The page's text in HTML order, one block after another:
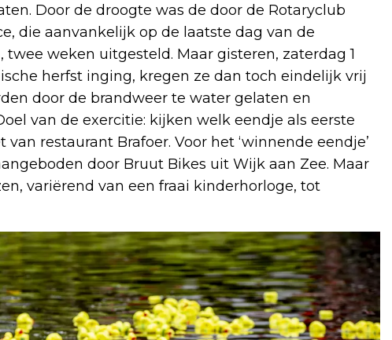
Door de droogte was de door de Rotaryclub
die aanvankelijk op de laatste dag van de
weken uitgesteld. Maar gisteren, zaterdag 1
herfst inging, kregen ze dan toch eindelijk vrij
door de brandweer te water gelaten en
van de exercitie: kijken welk eendje als eerste
restaurant Brafoer. Voor het ‘winnende eendje’
door Bruut Bikes uit Wijk aan Zee. Maar
variërend van een fraai kinderhorloge, tot